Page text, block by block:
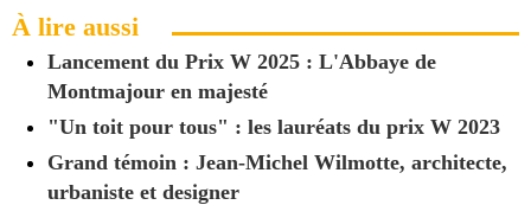
À lire aussi
Lancement du Prix W 2025 : L'Abbaye de
Montmajour en majesté
"Un toit pour tous" : les lauréats du prix W 2023
Grand témoin : Jean-Michel Wilmotte, architecte,
urbaniste et designer